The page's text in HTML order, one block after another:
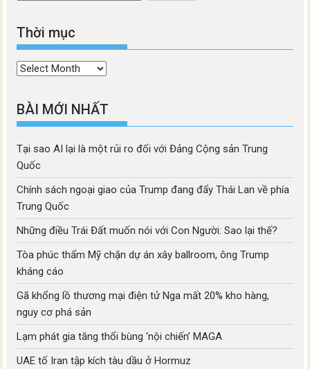
Thời mục
Thời
BÀI MỚI NHẤT
Tại sao AI lại là một rủi ro đối với Đảng Cộng sản Trung
Quốc
Chính sách ngoại giao của Trump đang đẩy Thái Lan về phía
Trung Quốc
Những điều Trái Đất muốn nói với Con Người: Sao lại thế?
Tòa phúc thẩm Mỹ chặn dự án xây ballroom, ông Trump
kháng cáo
Gã khổng lồ thương mại điện tử Nga mất 20% kho hàng,
nguy cơ phá sản
Lạm phát gia tăng thổi bùng ‘nội chiến’ MAGA
UAE tố Iran tập kích tàu dầu ở Hormuz